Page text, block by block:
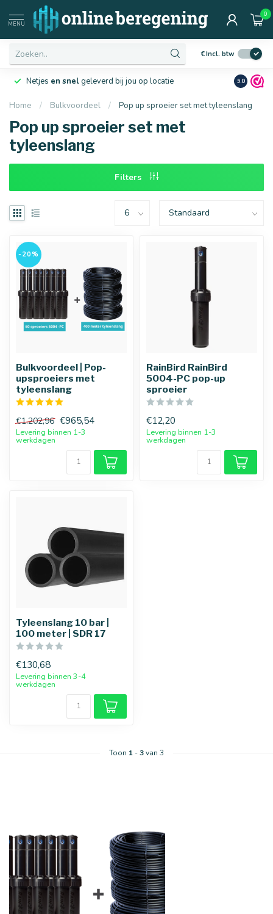
MENU
0
€Incl. btw
Netjes en snelgeleverd bij jou op locatie Ruim10
9.0
Home / Bulkvoordeel / Pop up sproeier set met tyleenslang
Pop up sproeier set met
tyleenslang
Filters
-20%
Bulkvoordeel | Pop-
upsproeiers met
tyleenslang
€1.202,96 €965,54
Levering binnen 1-3
werkdagen
RainBird RainBird
5004-PC pop-up
sproeier
€12,20
Levering binnen 1-3
werkdagen
Tyleenslang 10 bar |
100 meter | SDR 17
€130,68
Levering binnen 3-4
werkdagen
Toon 1 -3van 3
Afmetingen
16 mm 20 mm
25 mm 32 mm